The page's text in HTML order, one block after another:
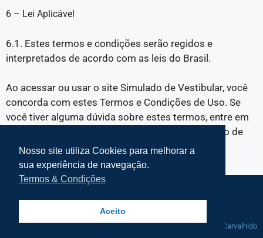
6 – Lei Aplicável
6.1. Estes termos e condições serão regidos e
interpretados de acordo com as leis do Brasil.
Ao acessar ou usar o site Simulado de Vestibular, você
concorda com estes Termos e Condições de Uso. Se
você tiver alguma dúvida sobre estes termos, entre em
contato conosco. Obrigado por utilizar o Simulado de
Vestibular!
© 2021-2025 Simplifke Simulado de
Manutenção porRafa Carvalhido
Nosso site utiliza Cookies para melhorar a
sua experiência de navegação.
Termos & Condições
Aceito